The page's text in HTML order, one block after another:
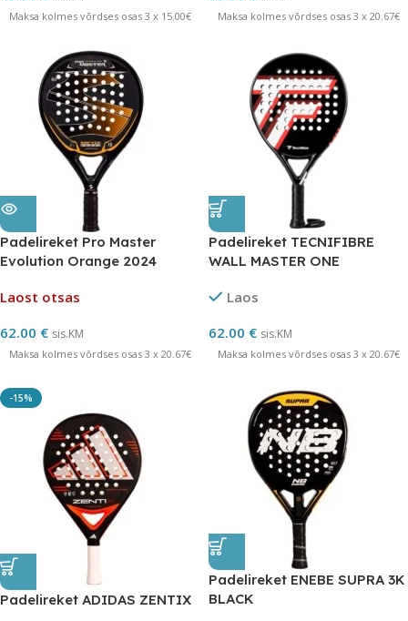
Maksa kolmes võrdses osas 3 x 15.00€ Maksa kolmes võrdses osas 3 x 20.67€
Padelireket Pro Master
Evolution Orange 2024
Laost otsas
62.00 € sis.KM
Maksa kolmes võrdses osas 3 x 20.67€
Padelireket TECNIFIBRE
WALL MASTER ONE
Laos
62.00 € sis.KM
Maksa kolmes võrdses osas 3 x 20.67€
-15%
Padelireket ADIDAS ZENTIX
Padelireket ENEBE SUPRA 3K
BLACK